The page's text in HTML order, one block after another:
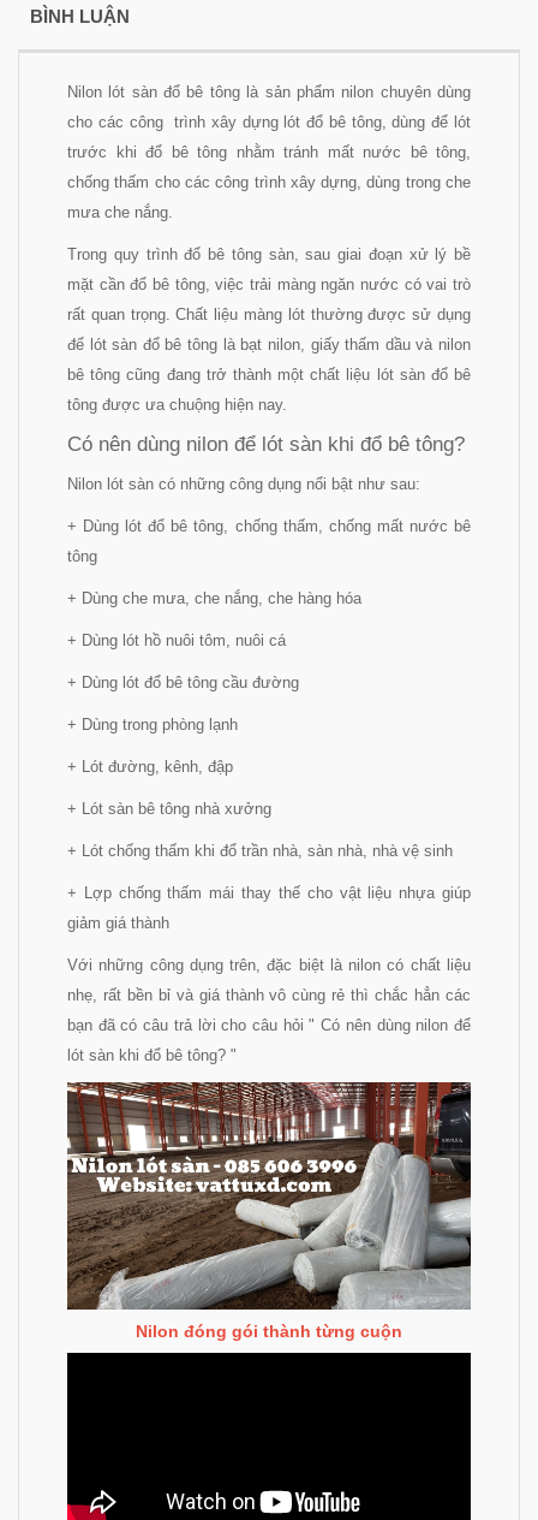
BÌNH LUẬN
Nilon lót sàn đổ bê tông là sản phẩm nilon chuyên dùng
cho các công trình xây dựng lót đổ bê tông, dùng để lót
trước khi đổ bê tông nhằm tránh mất nước bê tông,
chống thấm cho các công trình xây dựng, dùng trong che
mưa che nắng.
Trong quy trình đổ bê tông sàn, sau giai đoạn xử lý bề
mặt cần đổ bê tông, việc trải màng ngăn nước có vai trò
rất quan trọng. Chất liệu màng lót thường được sử dụng
để lót sàn đổ bê tông là bạt nilon, giấy thấm dầu và nilon
bê tông cũng đang trở thành một chất liệu lót sàn đổ bê
tông được ưa chuộng hiện nay.
Có nên dùng nilon để lót sàn khi đổ bê tông?
Nilon lót sàn có những công dụng nổi bật như sau:
+ Dùng lót đổ bê tông, chống thấm, chống mất nước bê
tông
+ Dùng che mưa, che nắng, che hàng hóa
+ Dùng lót hồ nuôi tôm, nuôi cá
+ Dùng lót đổ bê tông cầu đường
+ Dùng trong phòng lạnh
+ Lót đường, kênh, đập
+ Lót sàn bê tông nhà xưởng
+ Lót chống thấm khi đổ trần nhà, sàn nhà, nhà vệ sinh
+ Lợp chống thấm mái thay thế cho vật liệu nhựa giúp
giảm giá thành
Với những công dụng trên, đặc biệt là nilon có chất liệu
nhẹ, rất bền bỉ và giá thành vô cùng rẻ thì chắc hẳn các
bạn đã có câu trả lời cho câu hỏi " Có nên dùng nilon để
lót sàn khi đổ bê tông? "
Nilon đóng gói thành từng cuộn